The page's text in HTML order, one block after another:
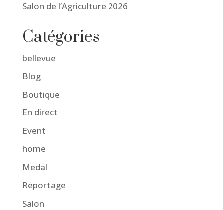
Salon de l’Agriculture 2026
Catégories
bellevue
Blog
Boutique
En direct
Event
home
Medal
Reportage
Salon